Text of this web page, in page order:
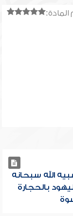
المادة:
الله سبحانه
بالحجارة